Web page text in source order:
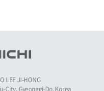
LEE JI-HONG
City, Gyeonggi-Do, Korea